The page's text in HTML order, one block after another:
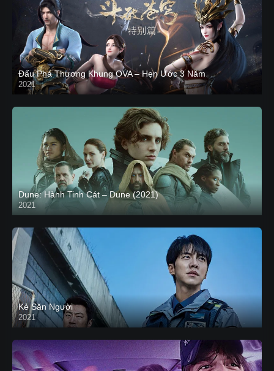
Đấu Phá Thương Khung OVA – Hẹn Ước 3 Năm
2021
Dune: Hành Tinh Cát – Dune (2021)
2021
HD VIETSUB
Kẻ Săn Người
2021